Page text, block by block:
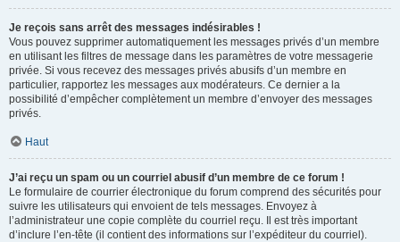
Je reçois sans arrêt des messages indésirables !
Vous pouvez supprimer automatiquement les messages privés d’un membre
en utilisant les filtres de message dans les paramètres de votre messagerie
privée. Si vous recevez des messages privés abusifs d’un membre en
particulier, rapportez les messages aux modérateurs. Ce dernier a la
possibilité d’empêcher complètement un membre d’envoyer des messages
privés.
Haut
J’ai reçu un spam ou un courriel abusif d’un membre de ce forum !
Le formulaire de courrier électronique du forum comprend des sécurités pour
suivre les utilisateurs qui envoient de tels messages. Envoyez à
l’administrateur une copie complète du courriel reçu. Il est très important
d’inclure l’en-tête (il contient des informations sur l’expéditeur du courriel).